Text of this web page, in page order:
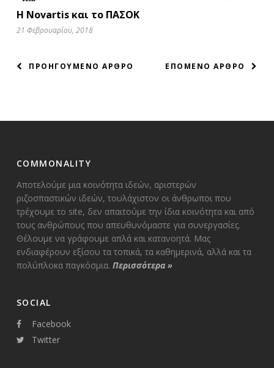
H Novartis και το ΠΑΣΟΚ
21 Φεβρουαρίου, 2018
ΠΛΟΗΓΗΣΗ
ΕΠΟΜΕΝΟ ΑΡΘΡΟ
ΠΡΟΗΓΟΥΜΕΝΟ ΑΡΘΡΟ
COMMONALITY
Αποτελούμε μια κοινότητα ιδεών, αριστερών
ριζοσπαστικών ιδεών, τουλάχιστον οι άνθρωποι που
τρέχουμε το site, δεν απαιτούμε την ίδια κοινότητα και από
τους ανθρώπους που απευθυνόμαστε για συνεργασίες.
Θέλουμε να γράφουμε απλά και κατανοητά. Μας
ενδιαφέρουν εξίσου τα τοπικά, τα καθημερινά, αλλά και τα
πολύπλοκα παγκόσμια. Περισσότερα»
SOCIAL
Facebook
Twitter